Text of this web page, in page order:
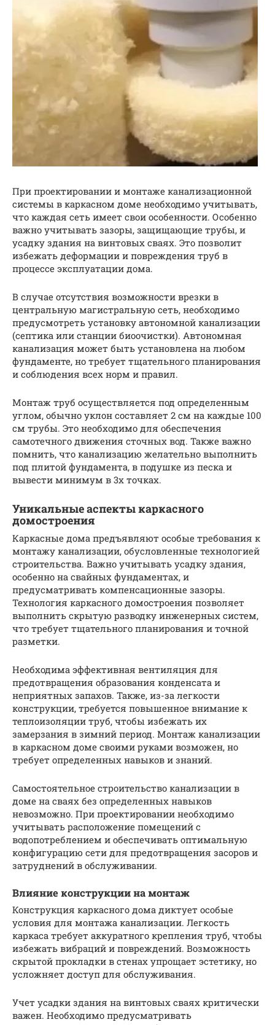
При проектировании и монтаже канализационной
системы в каркасном доме необходимо учитывать,
что каждая сеть имеет свои особенности. Особенно
важно учитывать зазоры, защищающие трубы, и
усадку здания на винтовых сваях. Это позволит
избежать деформации и повреждения труб в
процессе эксплуатации дома.
В случае отсутствия возможности врезки в
центральную магистральную сеть, необходимо
предусмотреть установку автономной канализации
(септика или станции биоочистки). Автономная
канализация может быть установлена на любом
фундаменте, но требует тщательного планирования
и соблюдения всех норм и правил.
Монтаж труб осуществляется под определенным
углом, обычно уклон составляет 2 см на каждые 100
см трубы. Это необходимо для обеспечения
самотечного движения сточных вод. Также важно
помнить, что канализацию желательно выполнить
под плитой фундамента, в подушке из песка и
вывести минимум в 3х точках.
Уникальные аспекты каркасного
домостроения
Каркасные дома предъявляют особые требования к
монтажу канализации, обусловленные технологией
строительства. Важно учитывать усадку здания,
особенно на свайных фундаментах, и
предусматривать компенсационные зазоры.
Технология каркасного домостроения позволяет
выполнить скрытую разводку инженерных систем,
что требует тщательного планирования и точной
разметки.
Необходима эффективная вентиляция для
предотвращения образования конденсата и
неприятных запахов. Также, из-за легкости
конструкции, требуется повышенное внимание к
теплоизоляции труб, чтобы избежать их
замерзания в зимний период. Монтаж канализации
в каркасном доме своими руками возможен, но
требует определенных навыков и знаний.
Самостоятельное строительство канализации в
доме на сваях без определенных навыков
невозможно. При проектировании необходимо
учитывать расположение помещений с
водопотреблением и обеспечивать оптимальную
конфигурацию сети для предотвращения засоров и
затруднений в обслуживании.
Влияние конструкции на монтаж
Конструкция каркасного дома диктует особые
условия для монтажа канализации. Легкость
каркаса требует аккуратного крепления труб, чтобы
избежать вибраций и повреждений. Возможность
скрытой прокладки в стенах упрощает эстетику, но
усложняет доступ для обслуживания.
Учет усадки здания на винтовых сваях критически
важен. Необходимо предусматривать